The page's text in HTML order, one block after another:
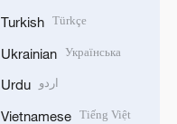
Turkish Türkçe
Ukrainian Українська
Urdu اردو
Vietnamese Tiếng Việt